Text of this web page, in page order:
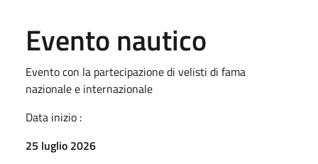
Evento nautico
Evento con la partecipazione di velisti di fama
nazionale e internazionale
Data inizio :
25 luglio 2026